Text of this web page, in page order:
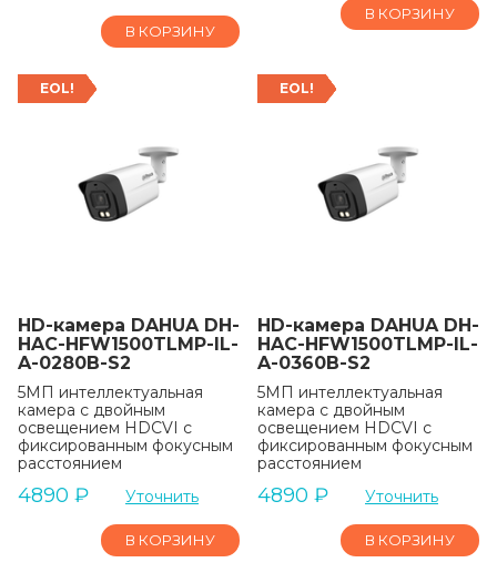
В КОРЗИНУ
В КОРЗИНУ
EOL!
HD-камера DAHUA DH-
HAC-HFW1500TLMP-IL-
A-0280B-S2
5МП интеллектуальная
камера с двойным
освещением HDCVI с
фиксированным фокусным
расстоянием
4890 ₽ Уточнить
В КОРЗИНУ
EOL!
HD-камера DAHUA DH-
HAC-HFW1500TLMP-IL-
A-0360B-S2
5МП интеллектуальная
камера с двойным
освещением HDCVI с
фиксированным фокусным
расстоянием
4890 ₽ Уточнить
В КОРЗИНУ